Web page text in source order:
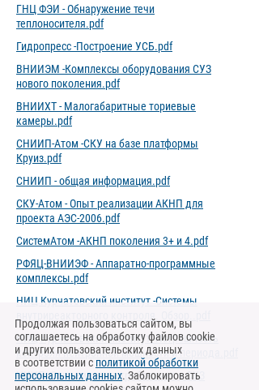
ГНЦ ФЭИ - Обнаружение течи
теплоносителя.pdf
Гидропресс -Построение УСБ.pdf
ВНИИЭМ -Комплексы оборудования СУЗ
нового поколения.pdf
ВНИИХТ - Малогабаритные ториевые
камеры.pdf
СНИИП-Атом -СКУ на базе платформы
Круиз.pdf
СНИИП - общая информация.pdf
СКУ-Атом - Опыт реализации АКНП для
проекта АЭС-2006.pdf
СистемАтом -АКНП поколения 3+ и 4.pdf
РФЯЦ-ВНИИЭФ - Аппаратно-программные
комплексы.pdf
НИЦ Курчатовский институт -Системы
НИЦ Курчатовский институт -Погрешность
контроля нейтронной мощности и периода.pdf
НИИП -Современные требования к СУЗ
Продолжая пользоваться сайтом, вы
соглашаетесь на обработку файлов cookie
и других пользовательских данных
в соответствии с политикой обработки
персональных данных. Заблокировать